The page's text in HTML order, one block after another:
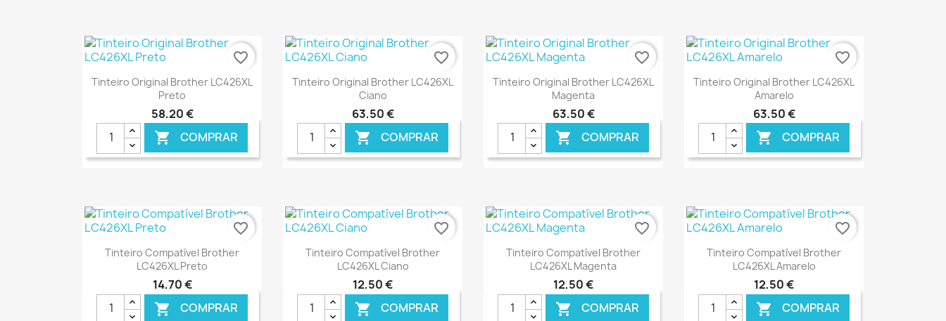
Ver+
Tinteiro Original Brother LC426XL
Preto
58,20 €
 COMPRAR
favorite_border
Ver+
Tinteiro Original Brother LC426XL
Ciano
63,50 €
 COMPRAR
favorite_border
Ver+
Tinteiro Original Brother LC426XL
Magenta
63,50 €
 COMPRAR
favorite_border
Ver+
Tinteiro Original Brother LC426XL
Amarelo
63,50 €
 COMPRAR
favorite_border
Ver+
Tinteiro Compatível Brother
LC426XL Preto
14,70 €
 COMPRAR
favorite_border
Ver+
Tinteiro Compatível Brother
LC426XL Ciano
12,50 €
 COMPRAR
favorite_border
Ver+
Tinteiro Compatível Brother
LC426XL Magenta
12,50 €
 COMPRAR
favorite_border
Ver+
Tinteiro Compatível Brother
LC426XL Amarelo
12,50 €
 COMPRAR
favorite_border